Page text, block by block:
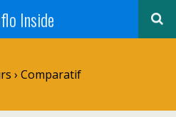
Inside
› Comparatif